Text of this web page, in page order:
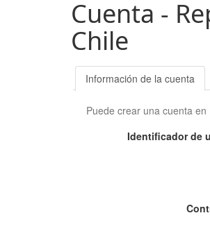
Cuenta -
Chile
Información de la cuenta
Puede crear una cuenta
Identificador de